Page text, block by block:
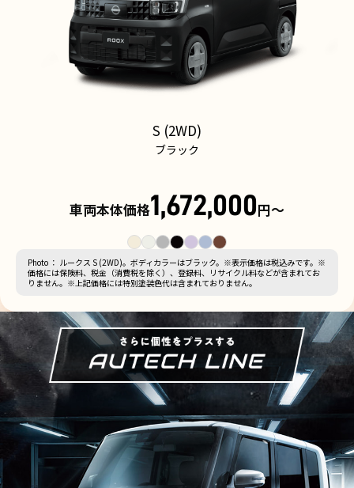
S (2WD)
ブラック
車両本体価格1,672,000円〜
Photo ： ルークス S (2WD)。ボディカラーはブラック。※表示価格は税込みです。※
価格には保険料、税金（消費税を除く）、登録料、リサイクル料などが含まれてお
りません。※上記価格には特別塗装色代は含まれておりません。